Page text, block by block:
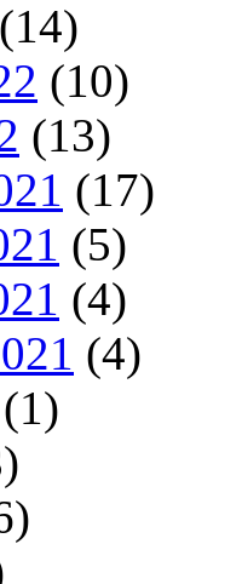
(14)
(10)
(13)
(17)
(5)
(4)
(4)
(1)